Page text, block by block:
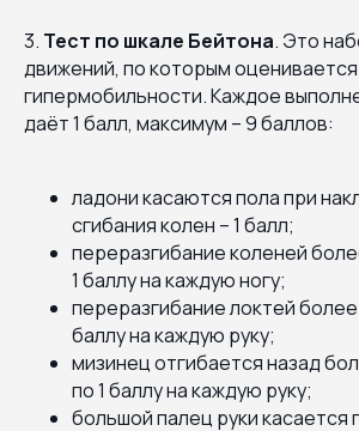
3. Тест по шкале Бейтона. Это
движений, по которым
гипермобильности. Каждое
даёт 1 балл, максимум – 9 баллов:
ладони касаются пола при
сгибания колен – 1 балл;
переразгибание коленей
1 баллу на каждую ногу;
переразгибание локтей более
баллу на каждую руку;
мизинец отгибается назад
по 1 баллу на каждую руку;
большой палец руки касается